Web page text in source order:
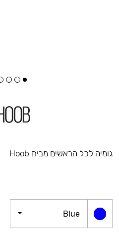
גומיה לכל הראשים מבית Hoob
Blue